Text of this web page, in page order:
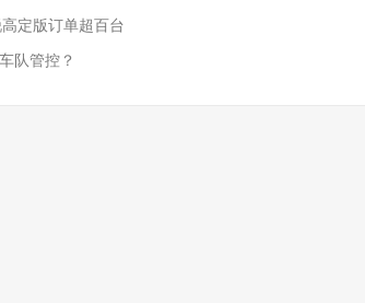
定版订单超百台
队管控？